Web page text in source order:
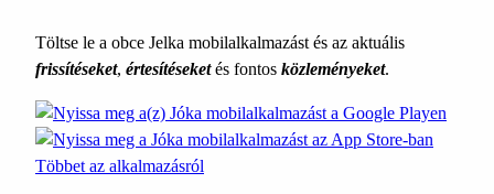
Töltse le a obce Jelka mobilalkalmazást és az aktuális
frissítéseket, értesítéseketés fontos közleményeket.
Többet az alkalmazásról